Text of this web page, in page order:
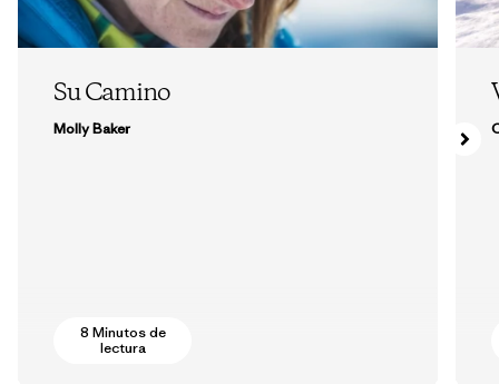
Su Camino
Molly Baker
8 Minutos de
lectura